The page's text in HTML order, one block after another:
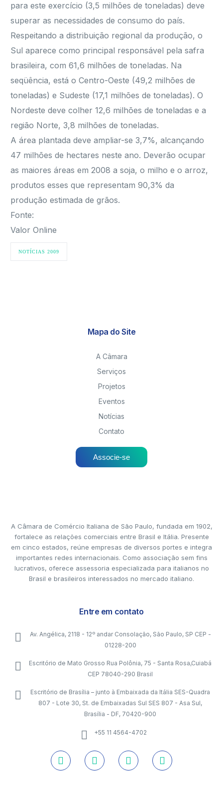
para este exercício (3,5 milhões de toneladas) deve
superar as necessidades de consumo do país.
Respeitando a distribuição regional da produção, o
Sul aparece como principal responsável pela safra
brasileira, com 61,6 milhões de toneladas. Na
seqüência, está o Centro-Oeste (49,2 milhões de
toneladas) e Sudeste (17,1 milhões de toneladas). O
Nordeste deve colher 12,6 milhões de toneladas e a
região Norte, 3,8 milhões de toneladas.
A área plantada deve ampliar-se 3,7%, alcançando
47 milhões de hectares neste ano. Deverão ocupar
as maiores áreas em 2008 a soja, o milho e o arroz,
produtos esses que representam 90,3% da
produção estimada de grãos.
Fonte:
Valor Online
NOTÍCIAS 2009
Mapa do Site
A Câmara
Serviços
Projetos
Eventos
Notícias
Contato
Associe-se
A Câmara de Comércio Italiana de São Paulo, fundada em 1902,
fortalece as relações comerciais entre Brasil e Itália. Presente
em cinco estados, reúne empresas de diversos portes e integra
importantes redes internacionais. Como associação sem fins
lucrativos, oferece assessoria especializada para italianos no
Brasil e brasileiros interessados no mercado italiano.
Entre em contato
Av. Angélica, 2118 - 12º andar Consolação, São Paulo, SP CEP -
01228-200
Escritório de Mato Grosso Rua Polônia, 75 - Santa Rosa,Cuiabá
CEP 78040-290 Brasil
Escritório de Brasília – junto à Embaixada da Itália SES-Quadra
807 - Lote 30, St. de Embaixadas Sul SES 807 - Asa Sul,
Brasília - DF, 70420-900
+55 11 4564-4702